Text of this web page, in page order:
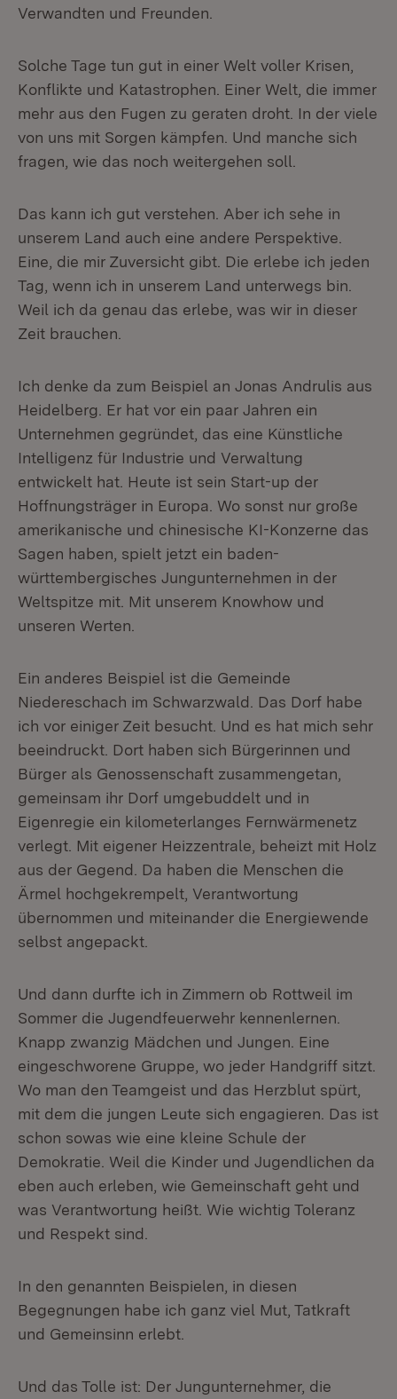
Verwandten und Freunden.
Solche Tage tun gut in einer Welt voller Krisen,
Konflikte und Katastrophen. Einer Welt, die immer
mehr aus den Fugen zu geraten droht. In der viele
von uns mit Sorgen kämpfen. Und manche sich
fragen, wie das noch weitergehen soll.
Das kann ich gut verstehen. Aber ich sehe in
unserem Land auch eine andere Perspektive.
Eine, die mir Zuversicht gibt. Die erlebe ich jeden
Tag, wenn ich in unserem Land unterwegs bin.
Weil ich da genau das erlebe, was wir in dieser
Zeit brauchen.
Ich denke da zum Beispiel an Jonas Andrulis aus
Heidelberg. Er hat vor ein paar Jahren ein
Unternehmen gegründet, das eine Künstliche
Intelligenz für Industrie und Verwaltung
entwickelt hat. Heute ist sein Start-up der
Hoffnungsträger in Europa. Wo sonst nur große
amerikanische und chinesische KI-Konzerne das
Sagen haben, spielt jetzt ein baden-
württembergisches Jungunternehmen in der
Weltspitze mit. Mit unserem Knowhow und
unseren Werten.
Ein anderes Beispiel ist die Gemeinde
Niedereschach im Schwarzwald. Das Dorf habe
ich vor einiger Zeit besucht. Und es hat mich sehr
beeindruckt. Dort haben sich Bürgerinnen und
Bürger als Genossenschaft zusammengetan,
gemeinsam ihr Dorf umgebuddelt und in
Eigenregie ein kilometerlanges Fernwärmenetz
verlegt. Mit eigener Heizzentrale, beheizt mit Holz
aus der Gegend. Da haben die Menschen die
Ärmel hochgekrempelt, Verantwortung
übernommen und miteinander die Energiewende
selbst angepackt.
Und dann durfte ich in Zimmern ob Rottweil im
Sommer die Jugendfeuerwehr kennenlernen.
Knapp zwanzig Mädchen und Jungen. Eine
eingeschworene Gruppe, wo jeder Handgriff sitzt.
Wo man den Teamgeist und das Herzblut spürt,
mit dem die jungen Leute sich engagieren. Das ist
schon sowas wie eine kleine Schule der
Demokratie. Weil die Kinder und Jugendlichen da
eben auch erleben, wie Gemeinschaft geht und
was Verantwortung heißt. Wie wichtig Toleranz
und Respekt sind.
In den genannten Beispielen, in diesen
Begegnungen habe ich ganz viel Mut, Tatkraft
und Gemeinsinn erlebt.
Und das Tolle ist: Der Jungunternehmer, die